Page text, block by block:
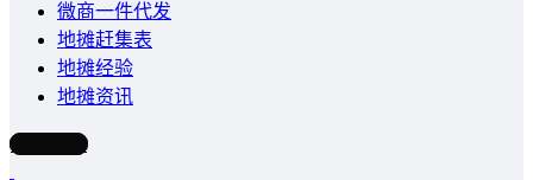
微商一件代发
地摊赶集表
地摊经验
地摊资讯
写文章